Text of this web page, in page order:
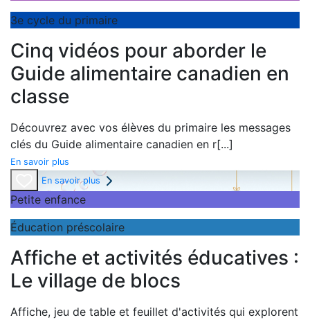
3e cycle du primaire
Cinq vidéos pour aborder le
Guide alimentaire canadien en
classe
Découvrez avec vos élèves du primaire les messages
clés du Guide alimentaire canadien en r[...]
En savoir plus
En savoir plus
Petite enfance
Éducation préscolaire
Affiche et activités éducatives :
Le village de blocs
Affiche, jeu de table et feuillet d'activités qui explorent